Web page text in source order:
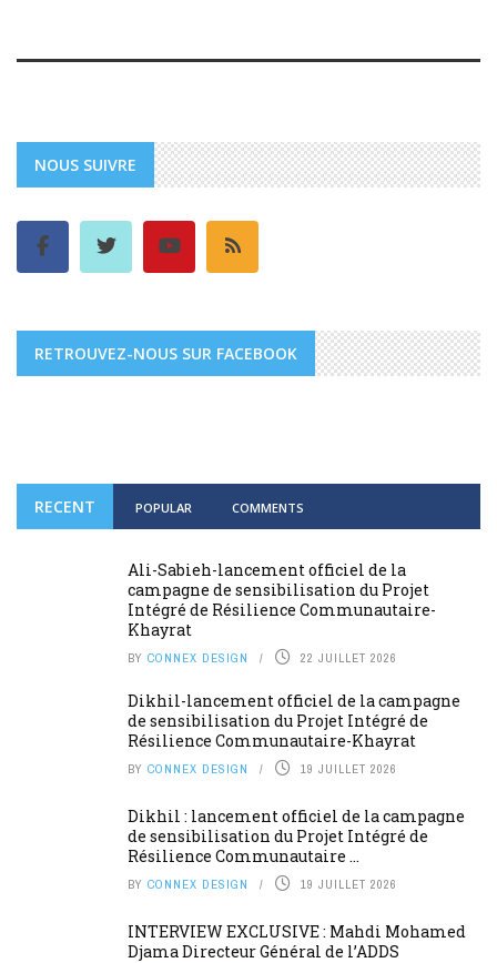
NOUS SUIVRE
RETROUVEZ-NOUS SUR FACEBOOK
RECENT POPULAR COMMENTS
Ali-Sabieh-lancement officiel de la
campagne de sensibilisation du Projet
Intégré de Résilience Communautaire-
Khayrat
BY CONNEX DESIGN 22 JUILLET 2026
Dikhil-lancement officiel de la campagne
de sensibilisation du Projet Intégré de
Résilience Communautaire-Khayrat
BY CONNEX DESIGN 19 JUILLET 2026
Dikhil : lancement officiel de la campagne
de sensibilisation du Projet Intégré de
Résilience Communautaire ...
BY CONNEX DESIGN 19 JUILLET 2026
INTERVIEW EXCLUSIVE : Mahdi Mohamed
Djama Directeur Général de l’ADDS